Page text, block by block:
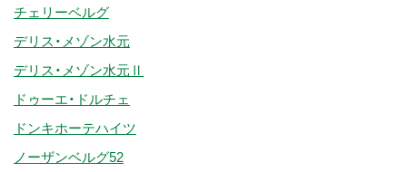
チェリーベルグ
デリス・メゾン水元
デリス・メゾン水元Ⅱ
ドゥーエ・ドルチェ
ドンキホーテハイツ
ノーザンベルグ52